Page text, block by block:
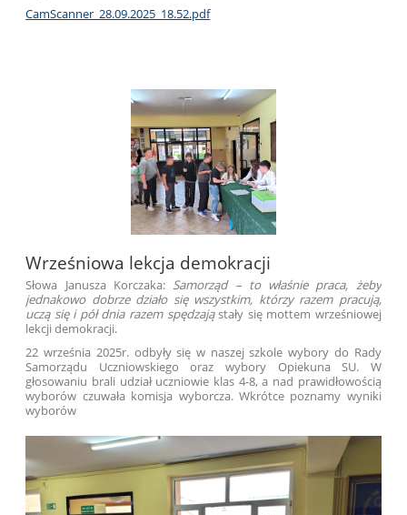
CamScanner_28.09.2025_18.52.pdf
Wrześniowa lekcja demokracji
Słowa Janusza Korczaka: Samorząd – to właśnie praca, żeby
jednakowo dobrze działo się wszystkim, którzy razem pracują,
uczą się i pół dnia razem spędzająstały się mottem wrześniowej
lekcji demokracji.
22 września 2025r. odbyły się w naszej szkole wybory do Rady
Samorządu Uczniowskiego oraz wybory Opiekuna SU. W
głosowaniu brali udział uczniowie klas 4-8, a nad prawidłowością
wyborów czuwała komisja wyborcza. Wkrótce poznamy wyniki
wyborów